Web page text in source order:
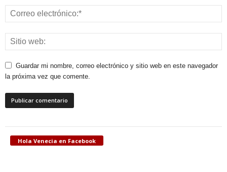
Guardar mi nombre, correo electrónico y sitio web en este navegador
la próxima vez que comente.
Hola Venecia en Facebook